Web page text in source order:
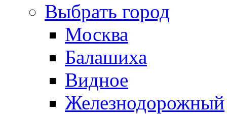
Выбрать город
Москва
Балашиха
Видное
Железнодорожный